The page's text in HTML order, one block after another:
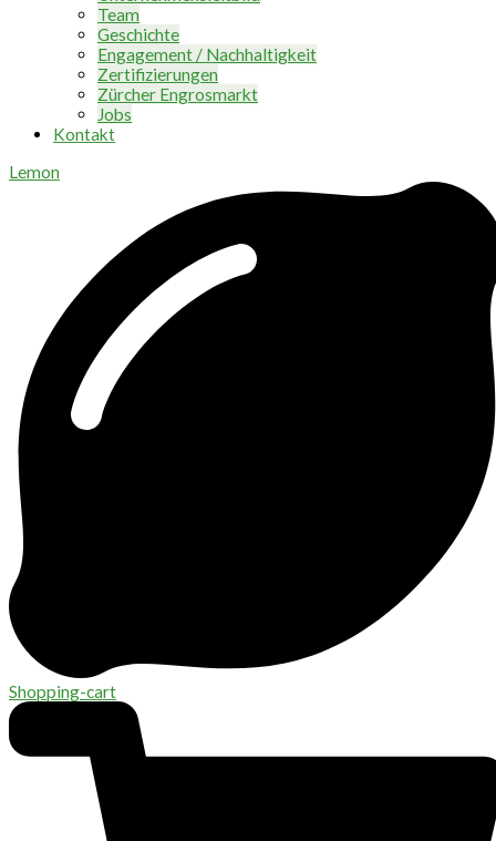
Team
Geschichte
Engagement / Nachhaltigkeit
Zertifizierungen
Zürcher Engrosmarkt
Jobs
Kontakt
Lemon
Shopping-cart